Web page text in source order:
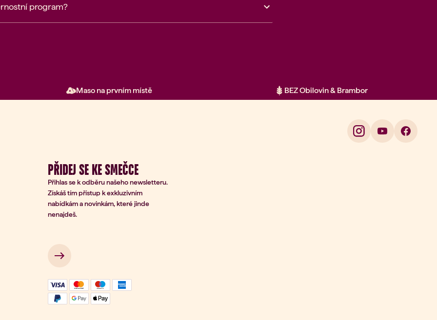
program?
Maso na prvním místě BEZ Obilovin & Brambor
PŘIDEJ SE KE SMEČCE
Přihlas se k odběru našeho newsletteru.
Získáš tím přístup k exkluzivním
nabídkám a novinkám, které jinde
nenajdeš.
Přihlášení k odběru
→